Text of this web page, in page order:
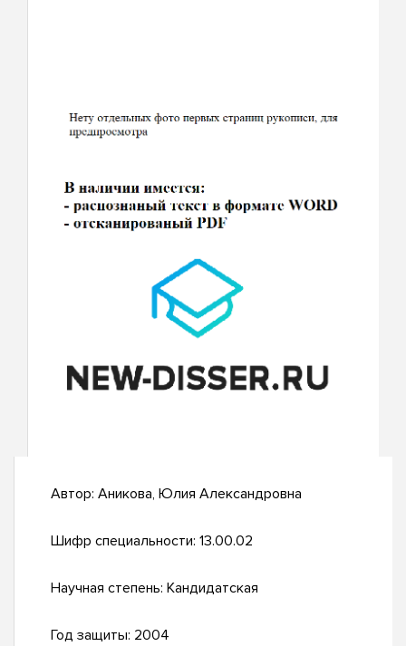
Автор: Аникова, Юлия Александровна
Шифр специальности: 13.00.02
Научная степень: Кандидатская
Год защиты: 2004